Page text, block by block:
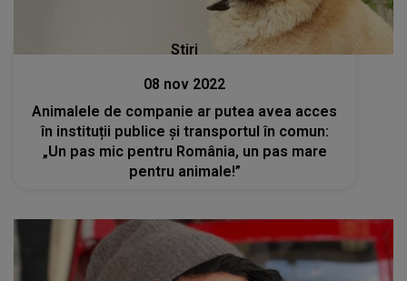
Stiri
08 nov 2022
Animalele de companie ar putea avea acces
în instituții publice și transportul în comun:
„Un pas mic pentru România, un pas mare
pentru animale!”